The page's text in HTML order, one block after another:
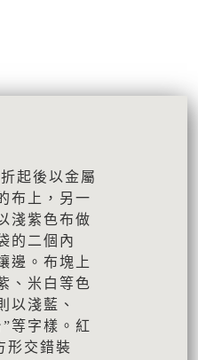
起後以金屬
布上，另一
淺紫色布做
的二個內
邊。布塊上
、米白等色
以淺藍、
等字樣。紅
形交錯裝